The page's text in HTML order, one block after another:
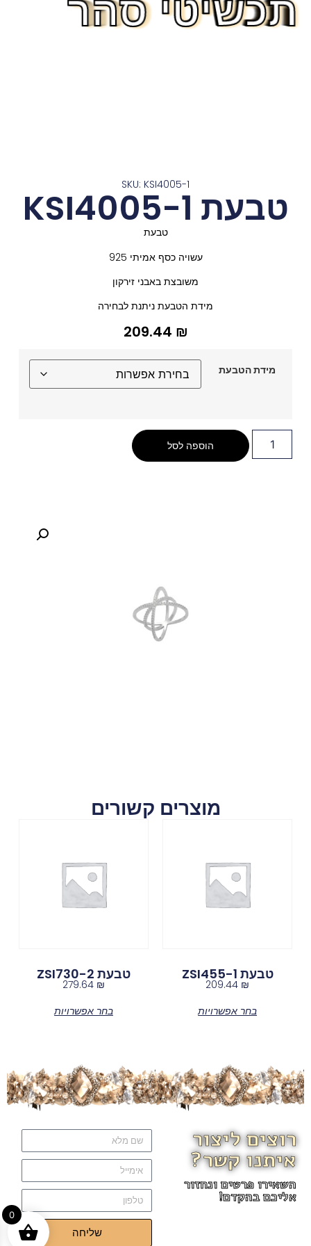
תכשיטי סהר
תכשיטי סהר
תכשיטי סהר
תכשיטי סהר
תכשיטי סהר
תכשיטי סהר
תכשיטי סהר
תכשיטי סהר
תכשיטי סהר
תכשיטי סהר
תכשיטי סהר
תכשיטי סהר
תכשיטי סהר
SKU: KSI4005-1
טבעת KSI4005-1
טבעת
עשויה כסף אמיתי 925
משובצת באבני זירקון
מידת הטבעת ניתנת לבחירה
209.44 ₪
מידת הטבעת
הוספה לסל
מוצרים קשורים
טבעת ZSI455-1
209.44 ₪
בחר אפשרויות
טבעת ZSI730-2
279.64 ₪
בחר אפשרויות
רוצים ליצור
איתנו קשר?
השאירו פרטים ונחזור
אליכם בהקדם!
שליחה
0